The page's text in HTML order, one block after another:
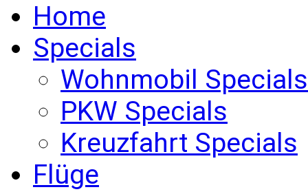
Home
Specials
Wohnmobil Specials
PKW Specials
Kreuzfahrt Specials
Flüge